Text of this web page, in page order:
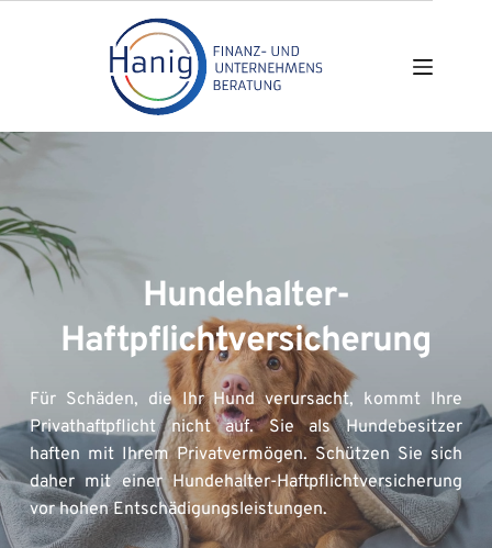
Hundehalter-
Haftpflichtversicherung
Für Schäden, die Ihr Hund verursacht, kommt Ihre
Privathaftpflicht nicht auf. Sie als Hundebesitzer
haften mit Ihrem Privatvermögen. Schützen Sie sich
daher mit einer Hundehalter-Haftpflichtversicherung
vor hohen Entschädigungsleistungen.